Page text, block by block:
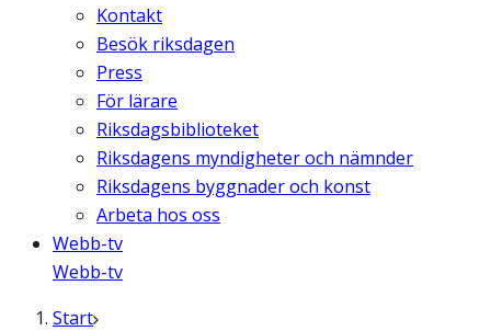
Kontakt
Besök riksdagen
Press
För lärare
Riksdagsbiblioteket
Riksdagens myndigheter och nämnder
Riksdagens byggnader och konst
Arbeta hos oss
Webb-tv
Webb-tv
Start